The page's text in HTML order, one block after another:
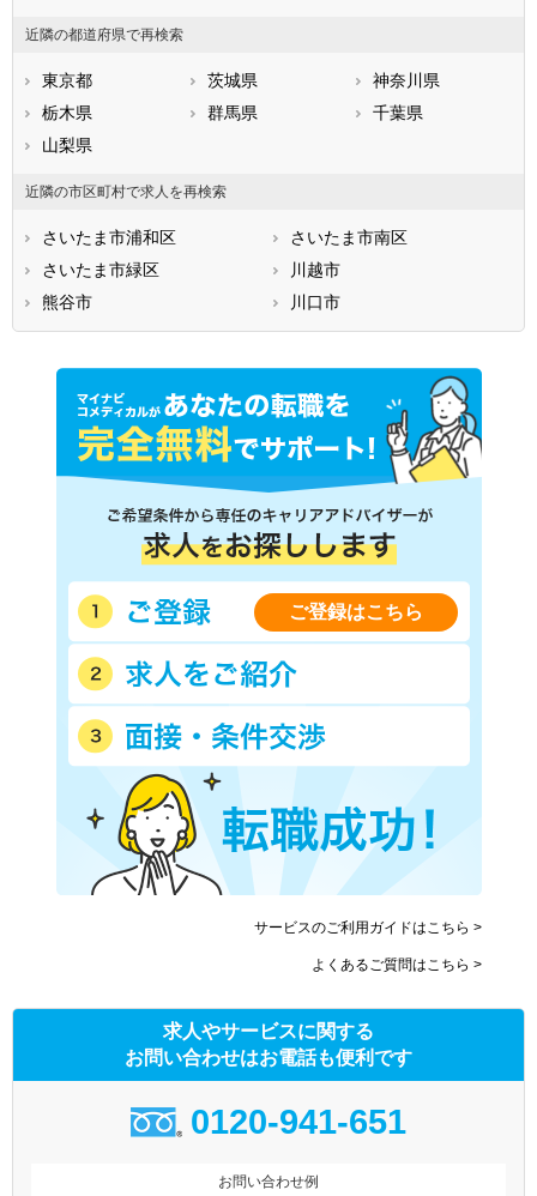
近隣の都道府県で再検索
東京都 茨城県
神奈川県
栃木県
群馬県
千葉県
山梨県
近隣の市区町村で求人を再検索
さいたま市浦和区
さいたま市南区
さいたま市緑区
川越市
熊谷市
川口市
ご登録はこちら
サービスのご利用ガイドはこちら >
よくあるご質問はこちら >
求人やサービスに関する
お問い合わせはお電話も便利です
0120-941-651
お問い合わせ例